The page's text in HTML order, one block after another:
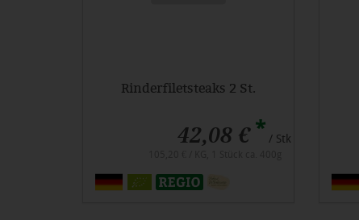
Rinderfiletsteaks 2 St.
42,08 €* / Stk